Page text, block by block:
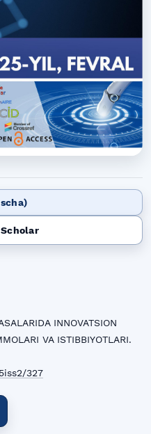
INNOVATSION
VA ISTIBBIYOTLARI.
327